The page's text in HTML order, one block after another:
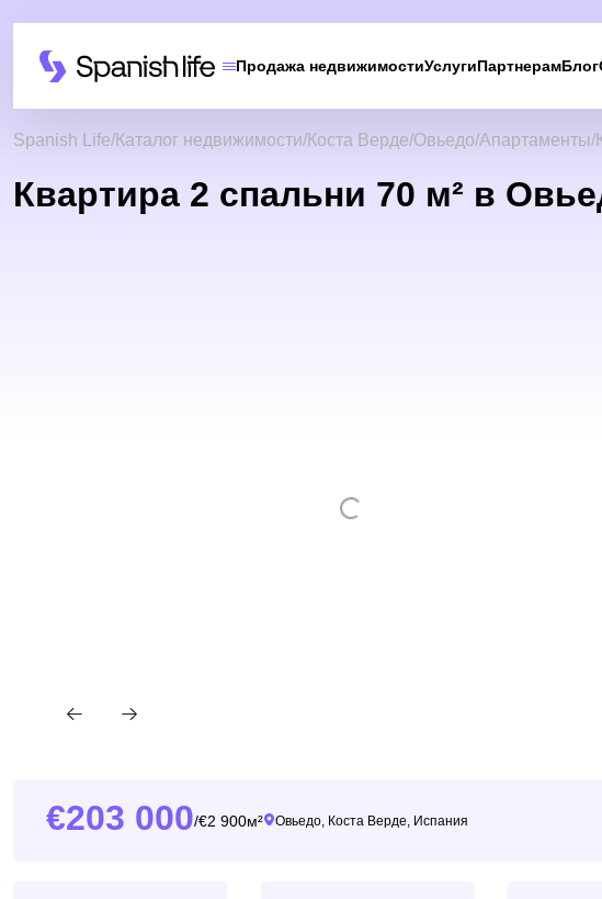
Продажа недвижимостиУслугиПартнерамБлог
Spanish Life Каталог недвижимости Коста Верде Овьедо Апартаменты
Квартира 2 спальни 70 м² в
203 000/ 2 900м² Овьедо, Коста Верде, Испания